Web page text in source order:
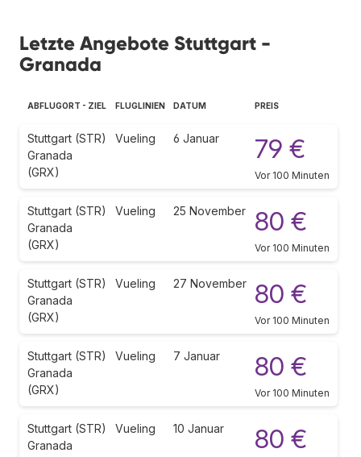
Letzte Angebote Stuttgart -
Granada
ABFLUGORT - ZIEL FLUGLINIEN DATUM PREIS
Stuttgart (STR)
Granada
(GRX)
Vueling 6 Januar 79 €
Vor 100 Minuten
Stuttgart (STR)
Granada
(GRX)
Vueling 25 November 80 €
Vor 100 Minuten
Stuttgart (STR)
Granada
(GRX)
Vueling 27 November 80 €
Vor 100 Minuten
Stuttgart (STR)
Granada
(GRX)
Vueling 7 Januar 80 €
Vor 100 Minuten
Stuttgart (STR)
Granada
Vueling 10 Januar 80 €